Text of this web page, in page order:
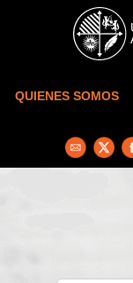
Skip to main content
QUIENES SOMOS